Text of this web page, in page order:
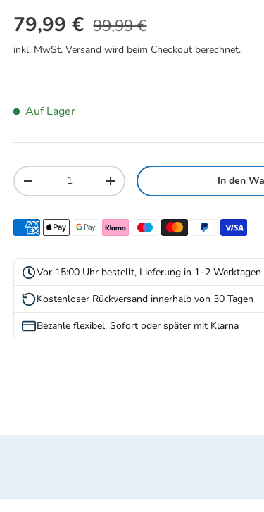
Verkaufspreis
79,99 € Normaler Preis
99,99 €
inkl. MwSt.Versand wird beim Checkout berechnet.
Auf Lager
Anzahl
Menge verringernMenge erhöhen In den
Vor 15:00 Uhr bestellt, Lieferung in 1–2 Werktagen
Kostenloser Rückversand innerhalb von 30 Tagen
Bezahle flexibel. Sofort oder später mit Klarna